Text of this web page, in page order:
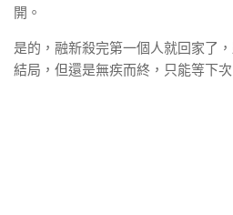
開。
是的，融新殺完第一個人就回家了
結局，但還是無疾而終，只能等下次